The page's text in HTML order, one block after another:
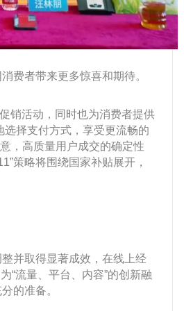
费者带来更多惊喜和期待。
销活动，同时也为消费者提供
择支付方式，享受更流畅的
，高质量用户成交的确定性
策略将围绕国家补贴展开，
并取得显著成效，在线上经
“流量、平台、内容”的创新融
的准备。